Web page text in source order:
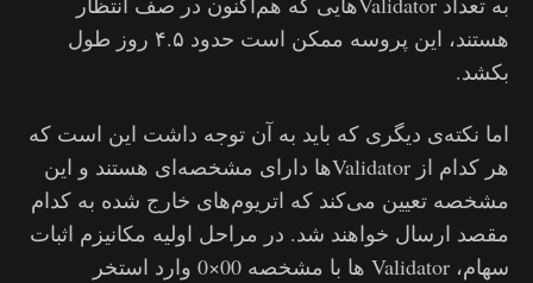
هستند، این پروسه ممکن است حدود ۴.۵ روز طول
بکشد.
اما نکته‌ی دیگری که باید به آن توجه داشت این است که
هر کدام از Validatorها دارای مشخصه‌ای هستند و این
مشخصه تعیین می‌کند که اتریوم‌های خارج شده به کدام
مقصد ارسال خواهند شد. در مراحل اولیه مکانیزم اثبات
سهام، Validator ها با مشخصه 00×0 وارد استخر